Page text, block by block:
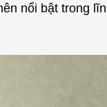
nổi bật trong